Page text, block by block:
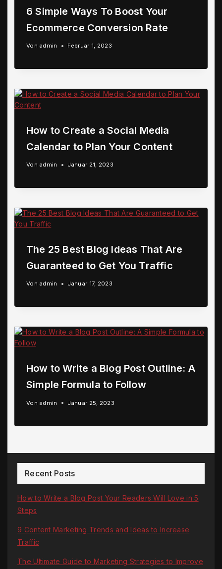
6 Simple Ways To Boost Your
Ecommerce Conversion Rate
Von admin Februar 1, 2023
How to Create a Social Media
Calendar to Plan Your Content
Von admin Januar 21, 2023
The 25 Best Blog Ideas That Are
Guaranteed to Get You Traffic
Von admin Januar 17, 2023
How to Write a Blog Post Outline: A
Simple Formula to Follow
Von admin Januar 25, 2023
Recent Posts
How to Write a Blog Post Your Readers Will Love in 5
Steps
9 Content Marketing Trends and Ideas to Increase
Traffic
The Ultimate Guide to Marketing Strategies to Improve